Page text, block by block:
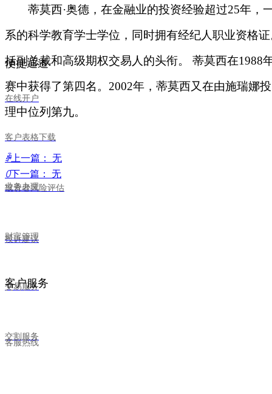
蒂莫西·奥德，在金融业的投资经验超过25年，
系的科学教育学士学位，同时拥有经纪人职业资格
括副总裁和高级期权交易人的头衔。 蒂莫西在1988
赛中获得了第四名 。 2002年，蒂莫西又在由施瑞娜
理中位列第九。
ꄴ上一篇：
无
ꄲ下一篇： 无
便捷通道
在线开户
客户表格下载
投资者风险评估
投诉建议
业务办理
财富管理
交易服务
交割服务
客户服务
客服热线